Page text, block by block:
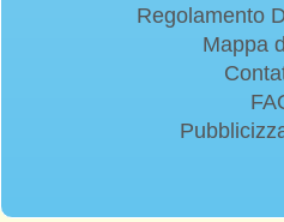
Regolamento
Mappa